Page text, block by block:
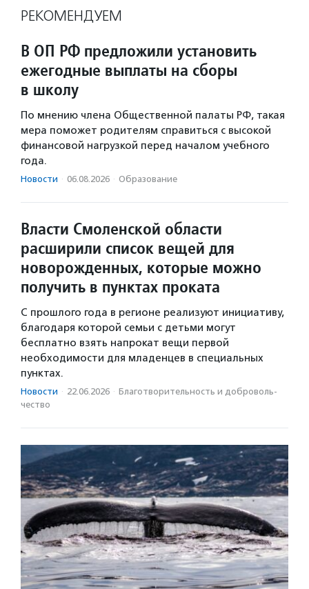
РЕКОМЕНДУЕМ
В ОП РФ предложили установить
ежегодные выплаты на сборы
в школу
По мнению члена Общественной палаты РФ, такая
мера поможет родителям справиться с высокой
финансовой нагрузкой перед началом учебного
года.
Новости · 06.08.2026 · Образование
Власти Смоленской области
расширили список вещей для
новорожденных, которые можно
получить в пунктах проката
С прошлого года в регионе реализуют инициативу,
благодаря которой семьи с детьми могут
бесплатно взять напрокат вещи первой
необходимости для младенцев в специальных
пунктах.
Новости · 22.06.2026 · Благотвори­тель­ность и доброволь­
чест­во